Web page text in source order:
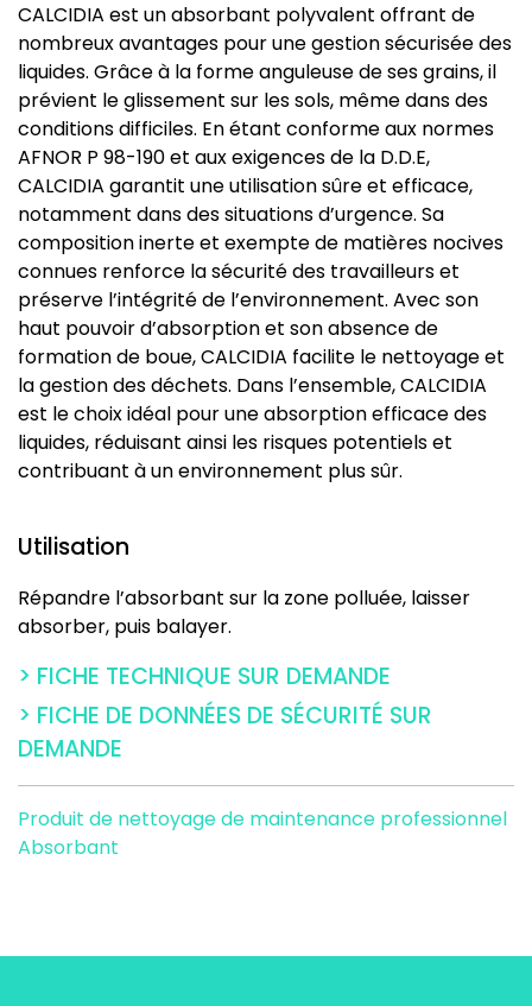
CALCIDIA est un absorbant polyvalent offrant de
nombreux avantages pour une gestion sécurisée des
liquides. Grâce à la forme anguleuse de ses grains, il
prévient le glissement sur les sols, même dans des
conditions difficiles. En étant conforme aux normes
AFNOR P 98-190 et aux exigences de la D.D.E,
CALCIDIA garantit une utilisation sûre et efficace,
notamment dans des situations d’urgence. Sa
composition inerte et exempte de matières nocives
connues renforce la sécurité des travailleurs et
préserve l’intégrité de l’environnement. Avec son
haut pouvoir d’absorption et son absence de
formation de boue, CALCIDIA facilite le nettoyage et
la gestion des déchets. Dans l’ensemble, CALCIDIA
est le choix idéal pour une absorption efficace des
liquides, réduisant ainsi les risques potentiels et
contribuant à un environnement plus sûr.
Utilisation
Répandre l’absorbant sur la zone polluée, laisser
absorber, puis balayer.
> FICHE TECHNIQUE SUR DEMANDE
> FICHE DE DONNÉES DE SÉCURITÉ SUR
DEMANDE
Produit de nettoyage de maintenance professionnel
Absorbant